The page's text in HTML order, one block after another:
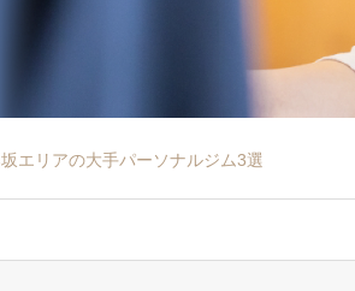
エリアの大手パーソナルジム3選